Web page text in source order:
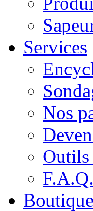
Services
Nos
Outils
F.A.Q.
Boutique